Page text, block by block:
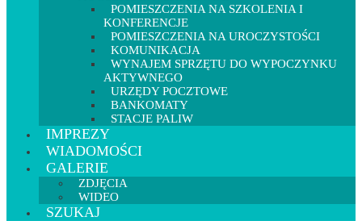
POMIESZCZENIA NA SZKOLENIA I
KONFERENCJE
POMIESZCZENIA NA UROCZYSTOŚCI
KOMUNIKACJA
WYNAJEM SPRZĘTU DO WYPOCZYNKU
AKTYWNEGO
URZĘDY POCZTOWE
BANKOMATY
STACJE PALIW
IMPREZY
WIADOMOŚCI
GALERIE
ZDJĘCIA
WIDEO
SZUKAJ